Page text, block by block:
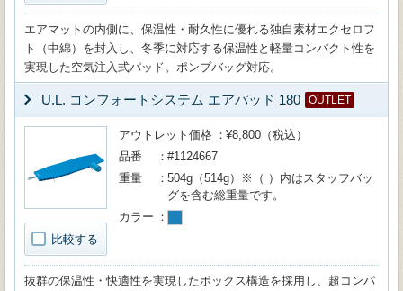
エアマットの内側に、保温性・耐久性に優れる独自素材エクセロフ
ト（中綿）を封入し、冬季に対応する保温性と軽量コンパクト性を
実現した空気注入式パッド。ポンプバッグ対応。
U.L. コンフォートシステム エアパッド 180 OUTLET
比較する
アウトレット価格
¥8,800（税込）
品番
#1124667
重量
504g（514g）※（ ）内はスタッフバッ
グを含む総重量です。
カラー
抜群の保温性・快適性を実現したボックス構造を採用し、超コンパ